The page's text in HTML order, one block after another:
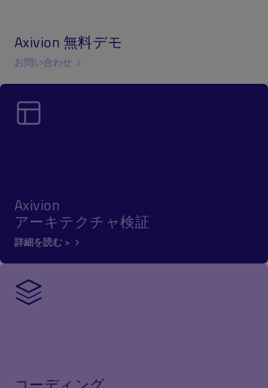
Axivion 無料デモ
お問い合わせ
Axivion
アーキテクチャ検証
詳細を読む >